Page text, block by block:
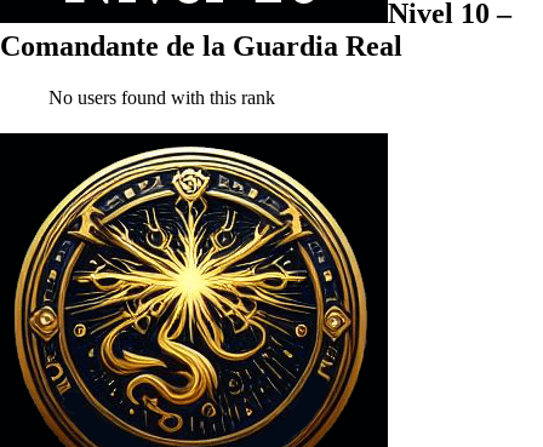
Nivel 10 –
Comandante de la Guardia Real
No users found with this rank